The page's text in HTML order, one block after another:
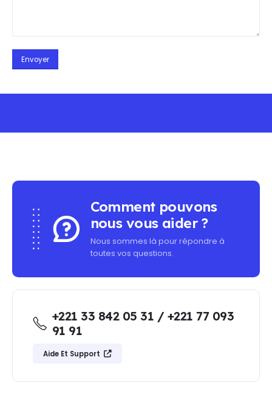
Comment pouvons
nous vous aider ?
Nous sommes là pour répondre à
toutes vos questions.
+221 33 842 05 31 / +221 77 093
91 91
Aide Et Support